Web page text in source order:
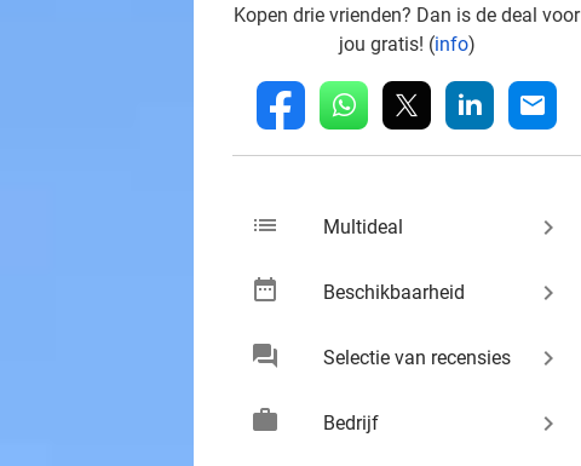
Kopen drie vrienden? Dan is de deal voor
jou gratis! (info)
fb whatsapp linkedin mail
list Multideal keyboard_arrow_right
date_range Beschikbaarheid keyboard_arrow_right
chat Selectie van recensies keyboard_arrow_right
work Bedrijf keyboard_arrow_right